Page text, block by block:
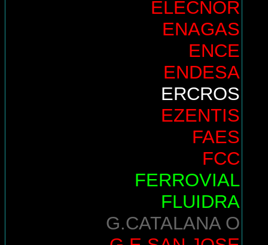
ELECNOR
ENAGAS
ENCE
ENDESA
ERCROS
EZENTIS
FAES
FCC
FERROVIAL
FLUIDRA
G.CATALANA O